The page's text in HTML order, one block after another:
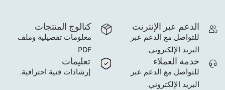
كتالوج المنتجات
معلومات تفصيلية وملف
PDF
الدعم عبر الإنترنت
للتواصل مع الدعم عبر
البريد الإلكتروني.
تعليمات
إرشادات فنية احترافية.
خدمة العملاء
للتواصل مع الدعم عبر
البريد الإلكتروني.